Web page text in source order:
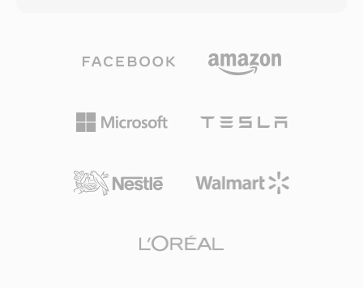
Format, birleşik ses ve video için 9,8
Mbps&#039;ye kadar bit hızlarında hem NTSC
çözünürlüklerini destekler. Video, çok parçalı
akışında bütünleştirilmesi, VOB&#039;ü tüketici
film dağıtımı için eksiksiz bir çözüm haline
yeni içerik için DVD&#039;nın yerini almış olsa
WAV&#039;ı Windows üzerinde sıkıştırılmamış
işletim sistemleri, ses editörleri ve medya
oynatıcılar genelinde evrensel olarak kabul
kalitesinde WAV dosyaları 44,1 kHz
kHz&#039;e kadar hızlarda 24 bit veya 32 bit